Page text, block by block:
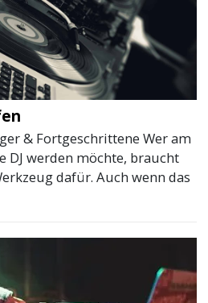
& Fortgeschrittene Wer am
DJ werden möchte, braucht
dafür. Auch wenn das